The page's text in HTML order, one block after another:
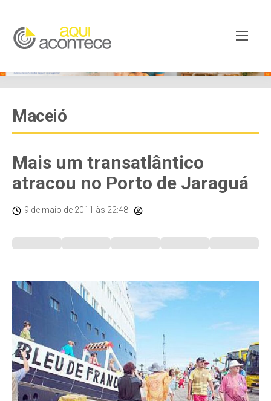
Maceió
Mais um transatlântico
atracou no Porto de Jaraguá
9 de maio de 2011 às 22:48